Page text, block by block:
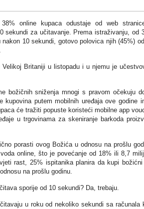
online kupaca odustaje od web
sekundi za učitavanje. Prema istraživanju, od
10 sekundi, gotovo polovica njih (45%)
Britaniji u listopadu i u njemu je
božičnih sniženja mnogi s pravom očekuju
putem mobilnih uređaja ove godine
će tražiti popuste koristeći mobilne app
u trgovinama za skeniranje barkoda
porasti ovog Božića u odnosu na prošlu
online, što je povećanje od 18% ili 8,7
rast, 25% ispitanika planira da kupi božićni
na prošlu godinu.
sporije od 10 sekundi? Da, trebaju.
u roku od nekoliko sekundi sa računala